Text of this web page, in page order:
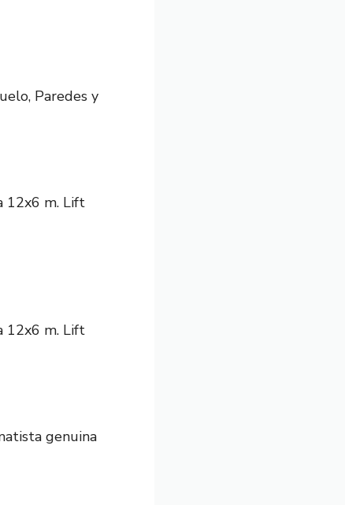
Paredes y
12x6 m. Lift
12x6 m. Lift
genuina